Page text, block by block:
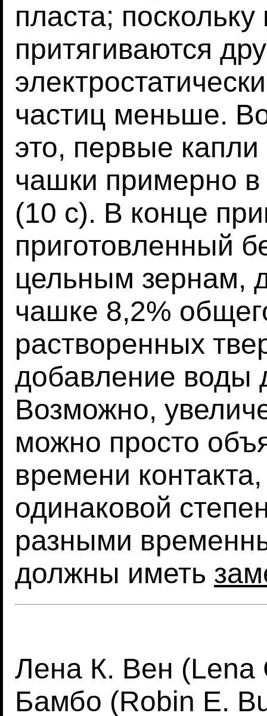
пласта;
притягиваются
частиц меньше.
это, первые
чашки примерно
(10 с). В конце
приготовленный
цельным зернам,
чашке 8,2%
растворенных
добавление воды
Возможно,
можно просто
времени
одинаковой
разными
должны иметь
Лена К. Вен (Lena
Бамбо (Robin E.